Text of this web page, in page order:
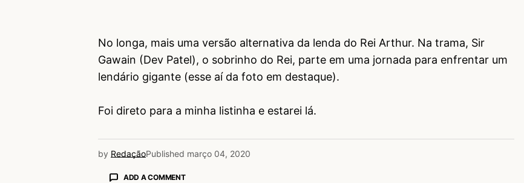
No longa, mais uma versão alternativa da lenda do Rei Arthur. Na trama, Sir
Gawain (Dev Patel), o sobrinho do Rei, parte em uma jornada para enfrentar um
lendário gigante (esse aí da foto em destaque).
Foi direto para a minha listinha e estarei lá.
by RedaçãoPublished março 04, 2020
ADD A COMMENT